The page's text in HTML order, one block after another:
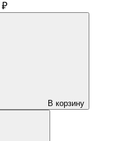
₽
В корзину